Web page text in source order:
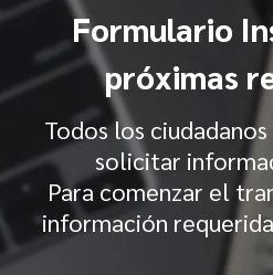
Transparencia
Funciones del Consejo de la
Plenario de Consejeros
Estadísticas
Presupuesto, compras,
JusLab
Innovación en la Justicia
Visualización de Datos
Redes Internacionales
Participación Ciudadana
Programa Acceso Comunitario
Programa Protagonistas de
Novedades
Preguntas Frecuentes
Formulario
próximas
Todos los
solicitar
Para comenzar el
información